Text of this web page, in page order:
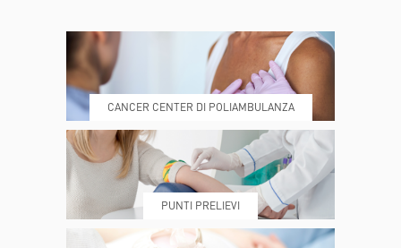
DOVE SIAMO ESAMI E VISITE
CANCER CENTER DI POLIAMBULANZA
PUNTI PRELIEVI